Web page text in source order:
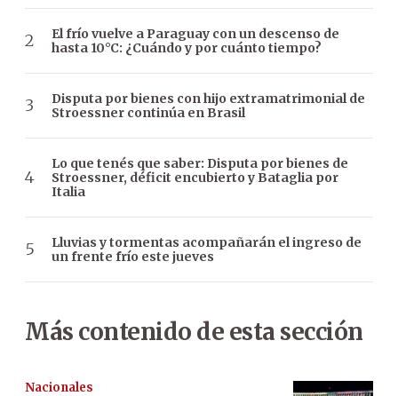
El frío vuelve a Paraguay con un descenso de
hasta 10°C: ¿Cuándo y por cuánto tiempo?
Disputa por bienes con hijo extramatrimonial de
Stroessner continúa en Brasil
Lo que tenés que saber: Disputa por bienes de
Stroessner, déficit encubierto y Bataglia por
Italia
Lluvias y tormentas acompañarán el ingreso de
un frente frío este jueves
Más contenido de esta sección
Nacionales